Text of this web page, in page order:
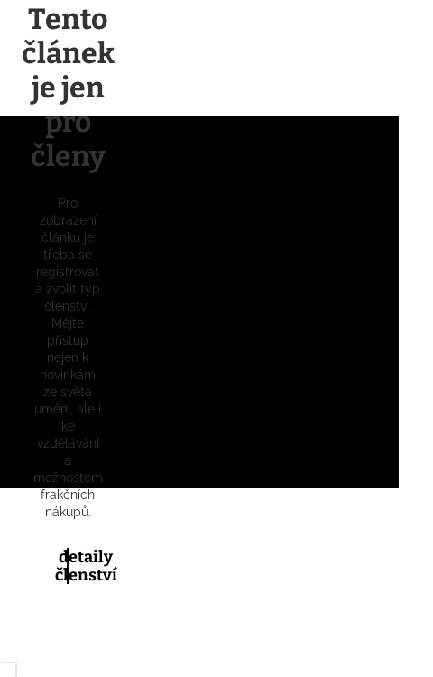
Tento
článek
je jen
pro
členy
Pro
zobrazení
článku je
třeba se
registrovat
a zvolit typ
členství.
Mějte
přístup
nejen k
novinkám
ze světa
umění, ale i
ke
vzdělávání
a
možnostem
frakčních
nákupů.
detaily
členství